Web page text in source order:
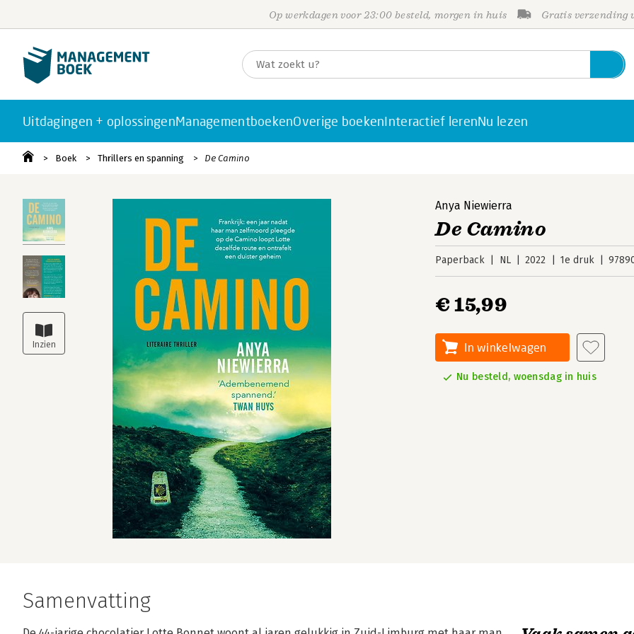
Op werkdagen voor 23:00 besteld, morgen in huis Gratis verzending
Uitdagingen + oplossingenManagementboekenOverige boekenInteractief lerenNu lezen
Boek Thrillers en spanning De Camino
Anya Niewierra
De Camino
Paperback NL 2022 1e druk
€ 15,99
In winkelwagen
Nu besteld, woensdag in huis
Samenvatting